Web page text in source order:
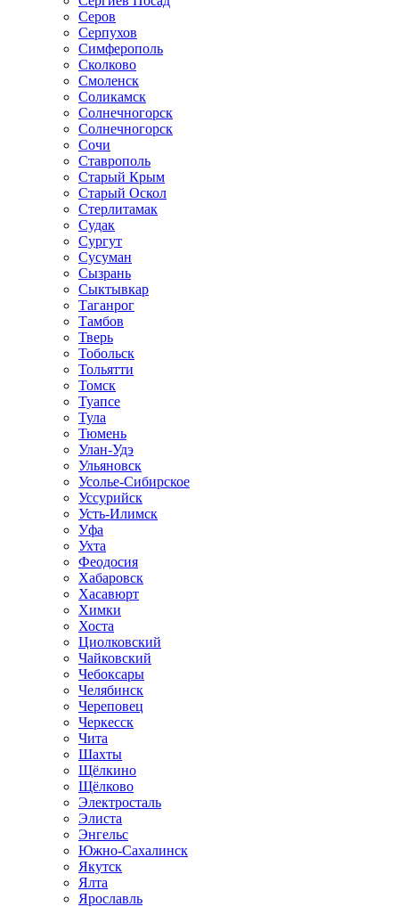
Серов
Серпухов
Симферополь
Сколково
Смоленск
Соликамск
Солнечногорск
Солнечногорск
Сочи
Ставрополь
Старый Крым
Старый Оскол
Стерлитамак
Судак
Сургут
Сусуман
Сызрань
Сыктывкар
Таганрог
Тамбов
Тверь
Тобольск
Тольятти
Томск
Туапсе
Тула
Тюмень
Улан-Удэ
Ульяновск
Усолье-Сибирское
Уссурийск
Усть-Илимск
Уфа
Ухта
Феодосия
Хабаровск
Хасавюрт
Химки
Хоста
Циолковский
Чайковский
Чебоксары
Челябинск
Череповец
Черкесск
Чита
Шахты
Щёлкино
Щёлково
Электросталь
Элиста
Энгельс
Южно-Сахалинск
Якутск
Ялта
Ярославль